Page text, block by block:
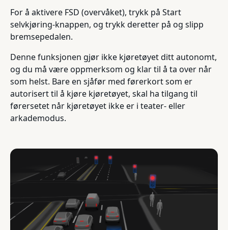
For å aktivere FSD (overvåket), trykk på Start
selvkjøring-knappen, og trykk deretter på og slipp
bremsepedalen.
Denne funksjonen gjør ikke kjøretøyet ditt autonomt,
og du må være oppmerksom og klar til å ta over når
som helst. Bare en sjåfør med førerkort som er
autorisert til å kjøre kjøretøyet, skal ha tilgang til
førersetet når kjøretøyet ikke er i teater- eller
arkademodus.